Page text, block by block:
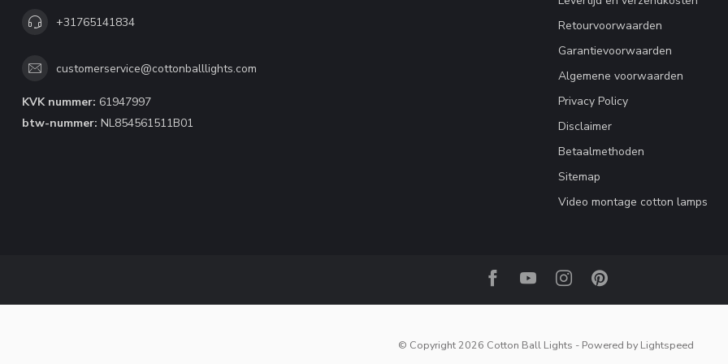
+31765141834
customerservice@cottonballlights.com
KVK nummer: 61947997
btw-nummer: NL854561511B01
Retourvoorwaarden
Garantievoorwaarden
Algemene voorwaarden
Privacy Policy
Disclaimer
Betaalmethoden
Sitemap
Video montage cotton lamps
© Copyright 2026 Cotton Ball Lights - Powered by Lightspeed